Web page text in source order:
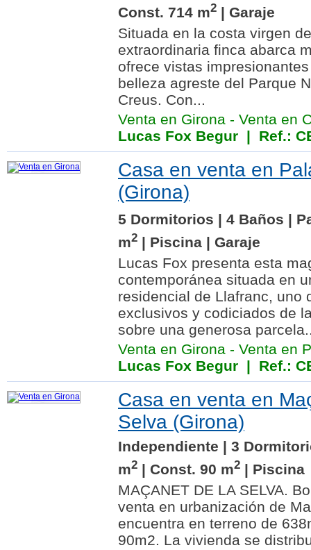
Const. 714 m2 | Garaje
Situada en la costa virgen
extraordinaria finca abarca
ofrece vistas
belleza agreste del Parque
Creus. Con...
Venta en Girona - Venta en
Lucas Fox Begur | Ref.:
Casa en venta en
(Girona)
5 Dormitorios | 4 Baños |
m2 | Piscina | Garaje
Lucas Fox presenta esta
contemporánea situada en
residencial de Llafranc, uno
exclusivos y codiciados de
sobre una generosa
Venta en Girona - Venta en
Lucas Fox Begur | Ref.:
Casa en venta en
Selva (Girona)
Independiente | 3
m2 | Const. 90 m2 | Piscina
MAÇANET DE LA SELVA.
venta en urbanización de
encuentra en terreno de
90m2. La vivienda se